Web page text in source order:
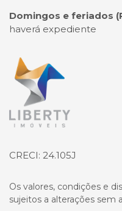
Domingos e feriados
haverá expediente
Página inicial
CRECI: 24.105J
Os valores, condições e
sujeitos a alterações sem